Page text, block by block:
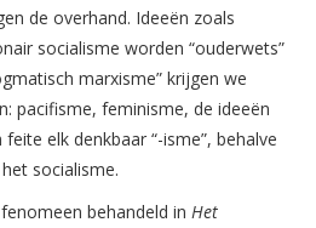
de overhand. Ideeën zoals
socialisme worden “ouderwets”
marxisme” krijgen we
pacifisme, feminisme, de ideeën
elk denkbaar “-isme”, behalve
socialisme.
behandeld in Het